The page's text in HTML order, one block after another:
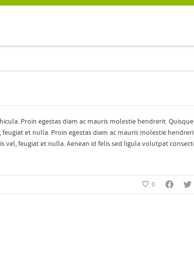
Proin egestas diam ac mauris molestie hendrerit.
et nulla. Proin egestas diam ac mauris molestie
feugiat et nulla. Aenean id felis sed ligula volutpat
0